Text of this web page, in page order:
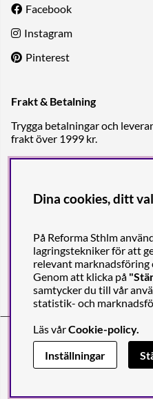
Facebook
Instagram
Pinterest
Frakt & Betalning
Trygga betalningar och
frakt över 1999 kr.
Reforma Sthlm AB
Engelbrektsgatan 29
(Note!
Dina cookies, ditt
På Reforma Sthlm
lagringstekniker för att
relevant marknadsföring
Genom att klicka på
samtycker du till vår
statistik- och
Läs vårCookie-policy.
Inställningar